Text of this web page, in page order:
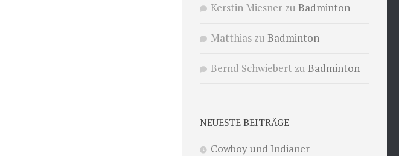
Kerstin Miesner zu Badminton
Matthias zu Badminton
Bernd Schwiebert zu Badminton
NEUESTE BEITRÄGE
Cowboy und Indianer